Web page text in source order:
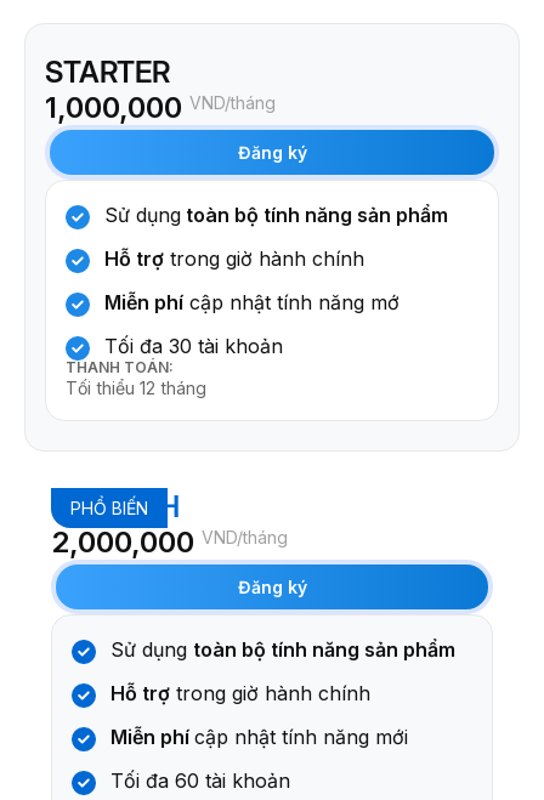
STARTER
1,000,000 VND/tháng
Đăng ký
Sử dụng toàn bộ tính năng sản phẩm
Hỗ trợ trong giờ hành chính
Miễn phí cập nhật tính năng mớ
Tối đa 30 tài khoản
THANH TOÁN:
Tối thiểu 12 tháng
GROWTH
PHỔ BIẾN
2,000,000 VND/tháng
Đăng ký
Sử dụng toàn bộ tính năng sản phẩm
Hỗ trợ trong giờ hành chính
Miễn phí cập nhật tính năng mới
Tối đa 60 tài khoản